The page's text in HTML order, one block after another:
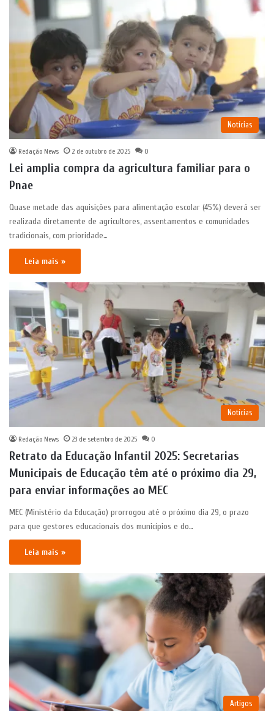
Notícias
Redação News 2 de outubro de 2025 0
Lei amplia compra da agricultura familiar para o
Pnae
Quase metade das aquisições para alimentação escolar (45%) deverá ser
realizada diretamente de agricultores, assentamentos e comunidades
tradicionais, com prioridade…
Leia mais »
Notícias
Redação News 23 de setembro de 2025 0
Retrato da Educação Infantil 2025: Secretarias
Municipais de Educação têm até o próximo dia 29,
para enviar informações ao MEC
MEC (Ministério da Educação) prorrogou até o próximo dia 29, o prazo
para que gestores educacionais dos municípios e do…
Leia mais »
Artigos